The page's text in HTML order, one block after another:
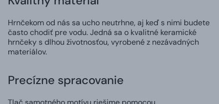
Hrnčekom od nás sa ucho neutrhne, aj keď s nimi budete
často chodiť pre vodu. Jedná sa o kvalitné keramické
hrnčeky s dlhou životnosťou, vyrobené z nezávadných
materiálov.
Precízne spracovanie